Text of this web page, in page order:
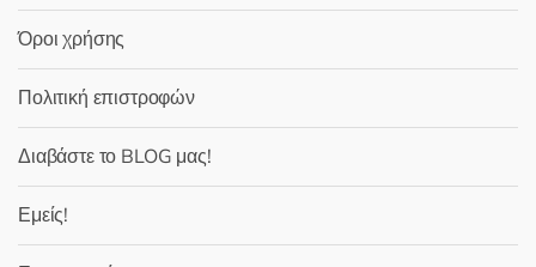
Όροι χρήσης
Πολιτική επιστροφών
Διαβάστε το BLOG μας!
Εμείς!